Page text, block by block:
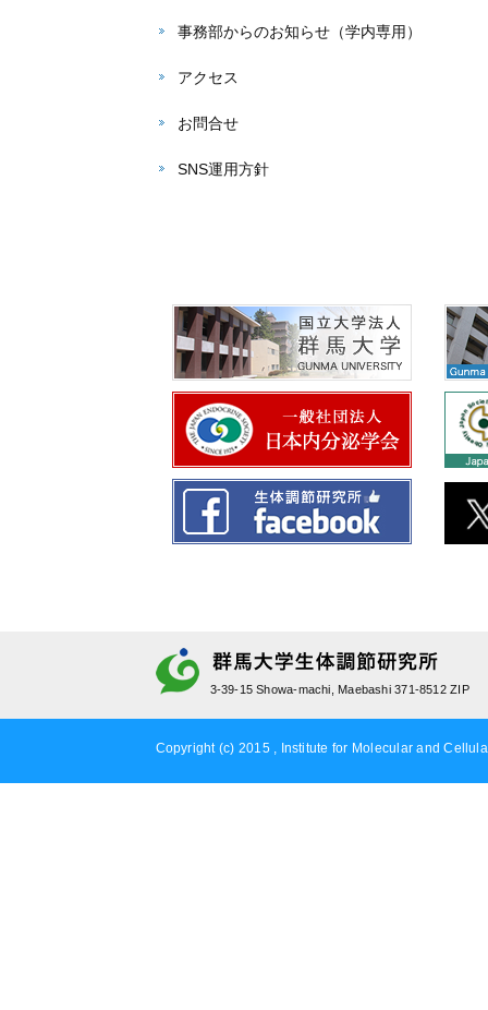
事務部からのお知らせ（学内専用）
アクセス
お問合せ
SNS運用方針
3-39-15 Showa-machi, Maebashi 371-8512 ZIP
Copyright (c) 2015 , Institute for Molecular and